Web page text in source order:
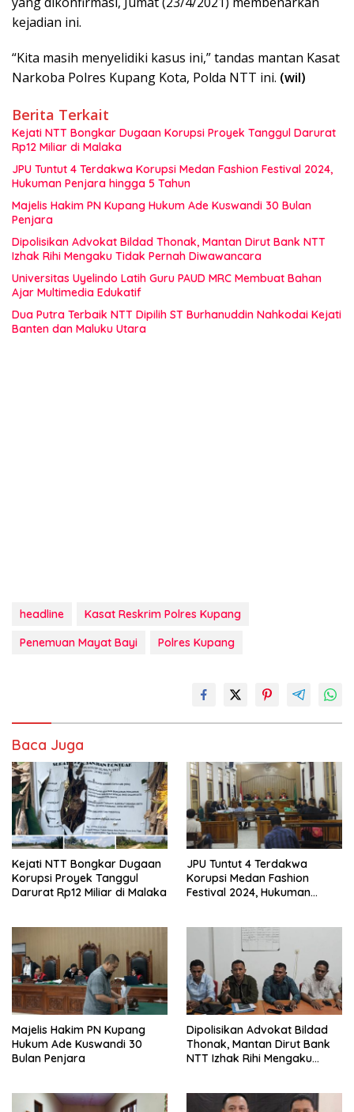
kejadian ini.
“Kita masih menyelidiki kasus ini,” tandas mantan Kasat
Narkoba Polres Kupang Kota, Polda NTT ini. (wil)
Berita Terkait
Kejati NTT Bongkar Dugaan Korupsi Proyek Tanggul Darurat
Rp12 Miliar di Malaka
JPU Tuntut 4 Terdakwa Korupsi Medan Fashion Festival 2024,
Hukuman Penjara hingga 5 Tahun
Majelis Hakim PN Kupang Hukum Ade Kuswandi 30 Bulan
Penjara
Dipolisikan Advokat Bildad Thonak, Mantan Dirut Bank NTT
Izhak Rihi Mengaku Tidak Pernah Diwawancara
Universitas Uyelindo Latih Guru PAUD MRC Membuat Bahan
Ajar Multimedia Edukatif
Dua Putra Terbaik NTT Dipilih ST Burhanuddin Nahkodai Kejati
Banten dan Maluku Utara
headline
Kasat Reskrim Polres Kupang
Penemuan Mayat Bayi
Polres Kupang
Baca Juga
Kejati NTT Bongkar Dugaan
Korupsi Proyek Tanggul
Darurat Rp12 Miliar di Malaka
JPU Tuntut 4 Terdakwa
Korupsi Medan Fashion
Festival 2024, Hukuman
Majelis Hakim PN Kupang
Hukum Ade Kuswandi 30
Bulan Penjara
Dipolisikan Advokat Bildad
Thonak, Mantan Dirut Bank
NTT Izhak Rihi Mengaku